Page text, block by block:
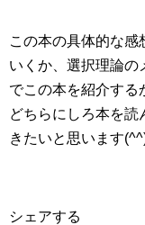
この本の具体的な感
いくか、選択理論の
でこの本を紹介する
どちらにしろ本を読
きたいと思います
シェアする